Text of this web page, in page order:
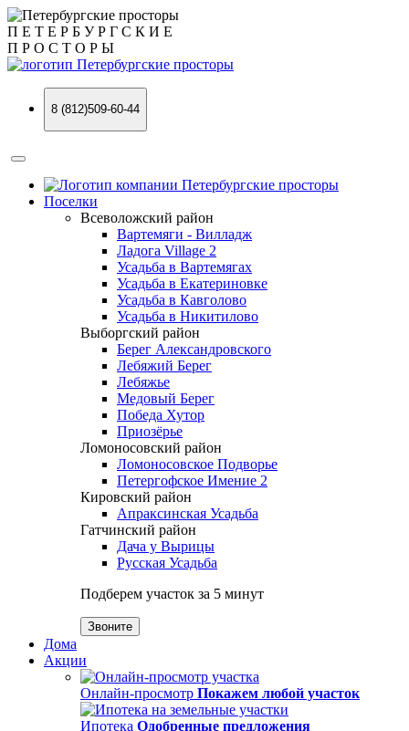
П Е Т Е Р Б У Р Г С К И Е
П Р О С Т О Р Ы
8 (812)509-60-44
Поселки
Всеволожский район
Вартемяги - Вилладж
Ладога Village 2
Усадьба в Вартемягах
Усадьба в Екатериновке
Усадьба в Кавголово
Усадьба в Никитилово
Выборгский район
Берег Александровского
Лебяжий Берег
Лебяжье
Медовый Берег
Победа Хутор
Приозёрье
Ломоносовский район
Ломоносовское Подворье
Петергофское Имение 2
Кировский район
Апраксинская Усадьба
Гатчинский район
Дача у Вырицы
Русская Усадьба
Подберем участок за 5 минут
Звоните
Дома
Акции
Онлайн-просмотр Покажем любой участок
Ипотека Одобренные предложения